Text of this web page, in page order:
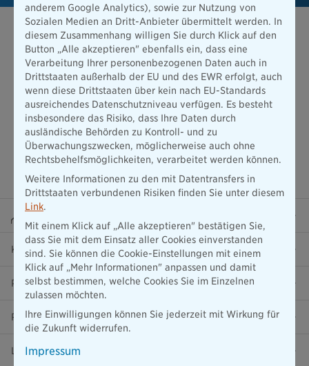
Karriere
Presse
Ratgeber
Lob & Kritik
anderem Google Analytics), sowie zur Nutzung von
Sozialen Medien an Dritt-Anbieter übermittelt werden. In
diesem Zusammenhang willigen Sie durch Klick auf den
Button „Alle akzeptieren" ebenfalls ein, dass eine
Verarbeitung Ihrer personenbezogenen Daten auch in
Drittstaaten außerhalb der EU und des EWR erfolgt, auch
wenn diese Drittstaaten über kein nach EU-Standards
ausreichendes Datenschutzniveau verfügen. Es besteht
insbesondere das Risiko, dass Ihre Daten durch
ausländische Behörden zu Kontroll- und zu
Überwachungszwecken, möglicherweise auch ohne
Rechtsbehelfsmöglichkeiten, verarbeitet werden können.
Weitere Informationen zu den mit Datentransfers in
Drittstaaten verbundenen Risiken finden Sie unter diesem
Link.
Mit einem Klick auf „Alle akzeptieren" bestätigen Sie,
dass Sie mit dem Einsatz aller Cookies einverstanden
sind. Sie können die Cookie-Einstellungen mit einem
Klick auf „Mehr Informationen" anpassen und damit
selbst bestimmen, welche Cookies Sie im Einzelnen
zulassen möchten.
Ihre Einwilligungen können Sie jederzeit mit Wirkung für
die Zukunft widerrufen.
Impressum